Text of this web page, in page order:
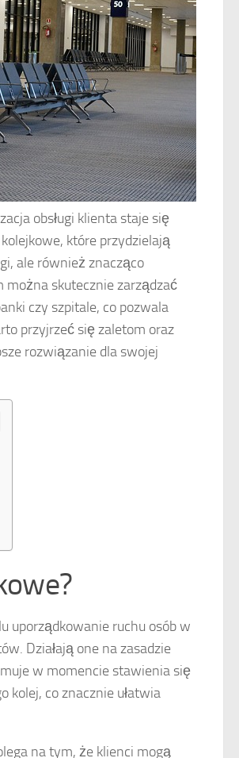
obsługi klienta staje się
które przydzielają
ale również znacząco
skutecznie zarządzać
czy szpitale, co pozwala
przyjrzeć się zaletom oraz
rozwiązanie dla swojej
uporządkowanie ruchu osób w
Działają one na zasadzie
w momencie stawienia się
kolej, co znacznie ułatwia
na tym, że klienci mogą